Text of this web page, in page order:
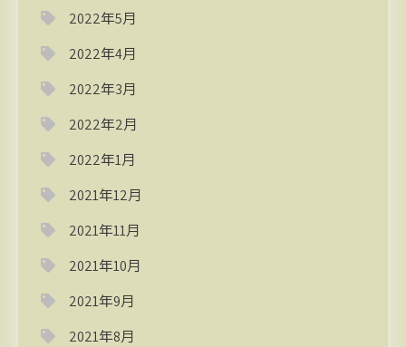
2022年5月
2022年4月
2022年3月
2022年2月
2022年1月
2021年12月
2021年11月
2021年10月
2021年9月
2021年8月